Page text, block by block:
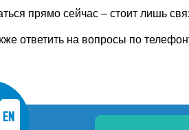
прямо сейчас – стоит лишь
ответить на вопросы по